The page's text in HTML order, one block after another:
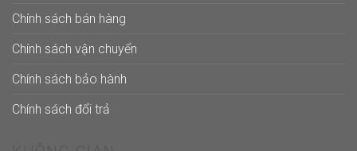
Chính sách bán hàng
Chính sách vận chuyển
Chính sách bảo hành
Chính sách đổi trả